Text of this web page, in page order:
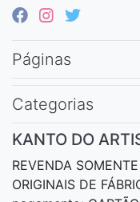
Páginas
Categorias
KANTO DO
REVENDA
ORIGINAIS DE